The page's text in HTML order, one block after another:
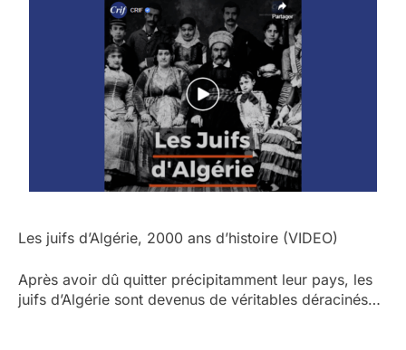
Les juifs d’Algérie, 2000 ans d’histoire (VIDEO)
Après avoir dû quitter précipitamment leur pays, les
juifs d’Algérie sont devenus de véritables déracinés…